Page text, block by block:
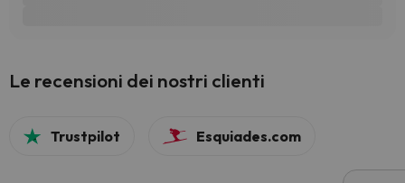
Le recensioni dei nostri clienti
Trustpilot Esquiades.com